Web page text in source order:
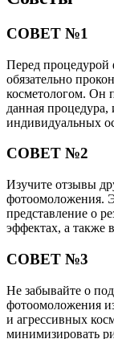
СОВЕТ №1
Перед процедурой
обязательно
косметологом. Он
данная
индивидуальных
СОВЕТ №2
Изучите отзывы
фотоомоложения.
представление о
эффектах, а также
СОВЕТ №3
Не забывайте о
фотоомоложения
и агрессивных
минимизировать